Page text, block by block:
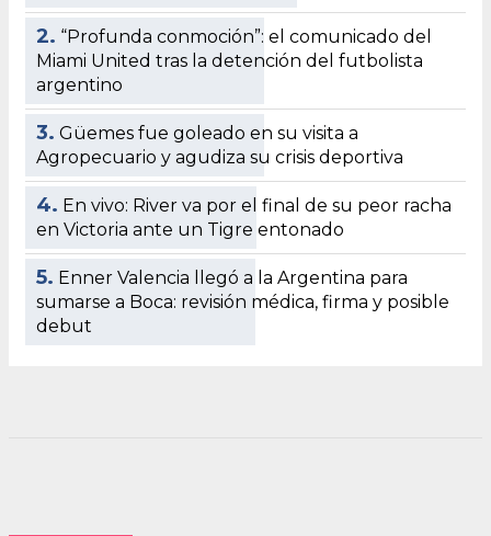
2. “Profunda conmoción”: el comunicado del
Miami United tras la detención del futbolista
argentino
3. Güemes fue goleado en su visita a
Agropecuario y agudiza su crisis deportiva
4. En vivo: River va por el final de su peor racha
en Victoria ante un Tigre entonado
5. Enner Valencia llegó a la Argentina para
sumarse a Boca: revisión médica, firma y posible
debut